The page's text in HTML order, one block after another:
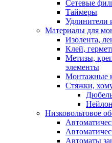
Сетевые
Таймеры
Удлинители
Материалы для
Изолента,
Клей,
Метизы,
элементы
Монтажные
Стяжки,
Низковольтовое
Автоматы